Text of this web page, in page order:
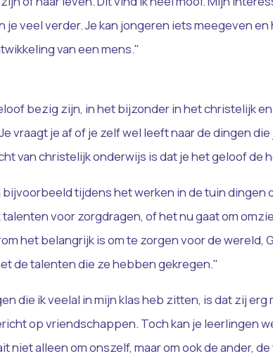
je veel verder. Je kan jongeren iets meegeven
van een mens."
bezig zijn, in het bijzonder in het christelijk
vraagt je af of je zelf wel leeft naar de dingen
van christelijk onderwijs is dat je het geloof de
tijdens het werken in de tuin
voor zorgdragen, of het nu gaat om
het belangrijk is om te zorgen voor de wereld,
de talenten die ze hebben gekregen."
die ik veelal in mijn klas heb zitten, is dat zij
op vriendschappen. Toch kan je leerlingen
niet alleen om onszelf, maar om ook de ander,